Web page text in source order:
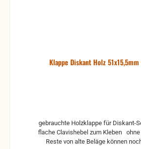
Klappe Diskant Holz
gebrauchte Holzklappe für Diskant-Seite für
flache Clavishebel zum Kleben ohne Klappenbelag,
Reste von alte Beläge können